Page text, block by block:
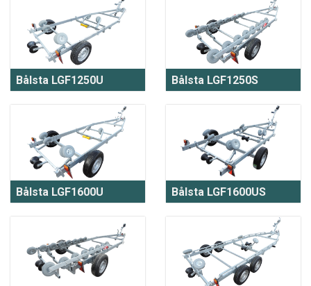
Bålsta LGF1250U Bålsta LGF1250S
Bålsta LGF1600U Bålsta LGF1600US